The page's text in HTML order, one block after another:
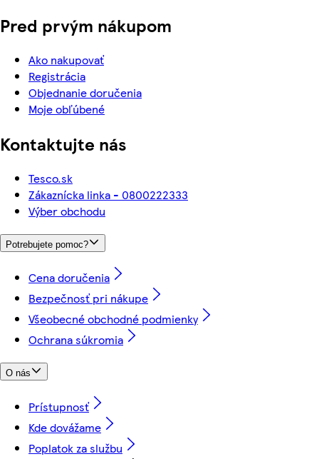
Pred prvým nákupom
Ako nakupovať
Registrácia
Objednanie doručenia
Moje obľúbené
Kontaktujte nás
Tesco.sk
Zákaznícka linka - 0800222333
Výber obchodu
Potrebujete pomoc?
Cena doručenia
Bezpečnosť pri nákupe
Všeobecné obchodné podmienky
Ochrana súkromia
O nás
Prístupnosť
Kde dovážame
Poplatok za službu